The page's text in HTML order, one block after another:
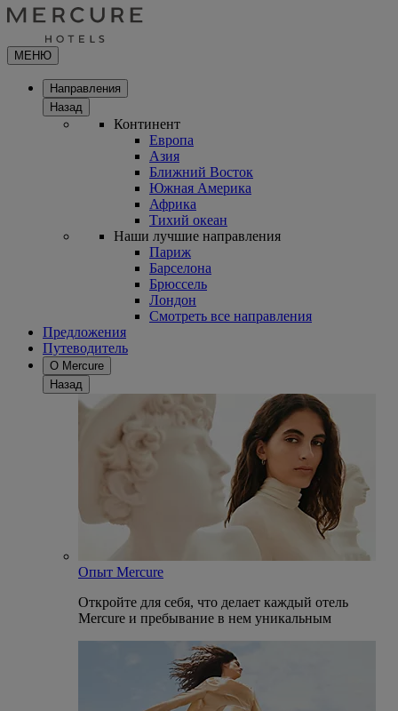
МЕНЮ
Направления
Назад
Континент
Европа
Азия
Ближний Восток
Южная Америка
Африка
Тихий океан
Наши лучшие направления
Париж
Барселона
Брюссель
Лондон
Смотреть все направления
Предложения
Путеводитель
О Mercure
Назад
Опыт Mercure
Откройте для себя, что делает каждый отель
Mercure и пребывание в нем уникальным